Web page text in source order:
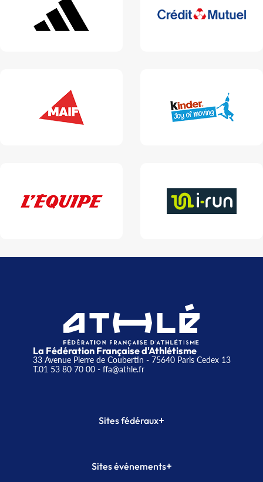
La Fédération Française d'Athlétisme
33 Avenue Pierre de Coubertin - 75640 Paris Cedex 13
T.01 53 80 70 00- ffa@athle.fr
Sites fédéraux+
Plateforme Formation
Sites événements+